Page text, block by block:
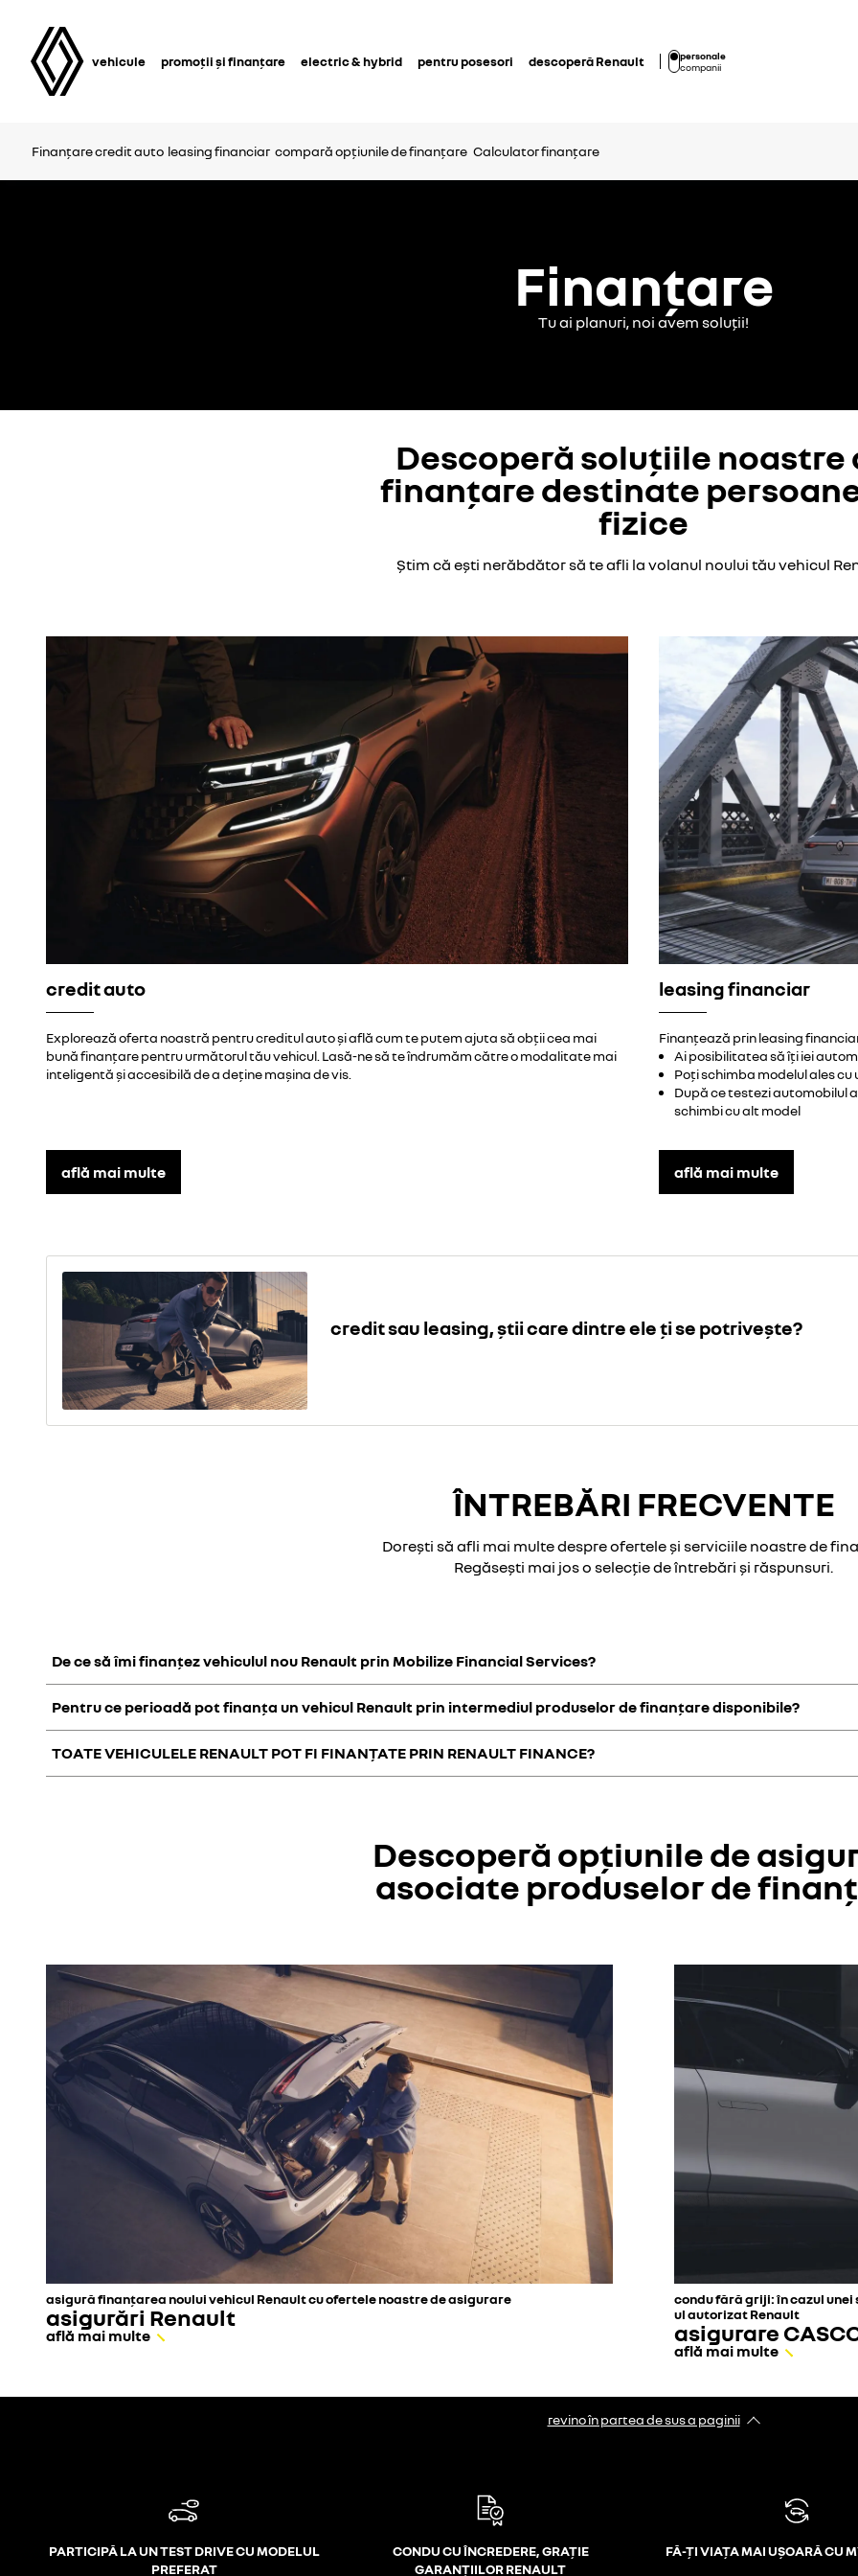
vehicule promoții și finanțare electric & hybrid pentru posesori descoperă Renault
personale
companii
Finanțarecredit auto leasing financiar compară opțiunile de finanțare Calculator finanțare
Finanțare
Tu ai planuri, noi avem soluții!
Descoperă soluțiile noastre
finanțare destinate
fizice
Știm că ești nerăbdător să te afli la volanul noului tău vehicul
credit auto
Explorează oferta noastră pentru creditul auto și află cum te putem ajuta să obții cea mai
bună finanțare pentru următorul tău vehicul. Lasă-ne să te îndrumăm către o modalitate mai
inteligentă și accesibilă de a deține mașina de vis.
află mai multe
leasing financiar
Finanțează prin leasing
Ai posibilitatea să îți iei
Poți schimba modelul ales cu
După ce testezi automobilul
schimbi cu alt model
află mai multe
credit sau leasing, știi care dintre ele ți se potrivește?
ÎNTREBĂRI FRECVENTE
Dorești să afli mai multe despre ofertele și serviciile noastre de
Regăsești mai jos o selecție de întrebări și răspunsuri.
De ce să îmi finanțez vehiculul nou Renault prin Mobilize Financial Services?
Pentru ce perioadă pot finanța un vehicul Renault prin intermediul produselor de finanțare disponibile?
TOATE VEHICULELE RENAULT POT FI FINANȚATE PRIN RENAULT FINANCE?
Descoperă opțiunile de
asociate produselor de
asigură finanțarea noului vehicul Renault cu ofertele noastre de asigurare
asigurări Renault
află mai multe
condu fără griji: în cazul
ul autorizat Renault
asigurare
află mai multe
revino în partea de sus a paginii
PARTICIPĂ LA UN TEST DRIVE CU MODELUL
PREFERAT
CONDU CU ÎNCREDERE, GRAȚIE
GARANȚIILOR RENAULT
FĂ-ȚI VIAȚA MAI UȘOARĂ CU